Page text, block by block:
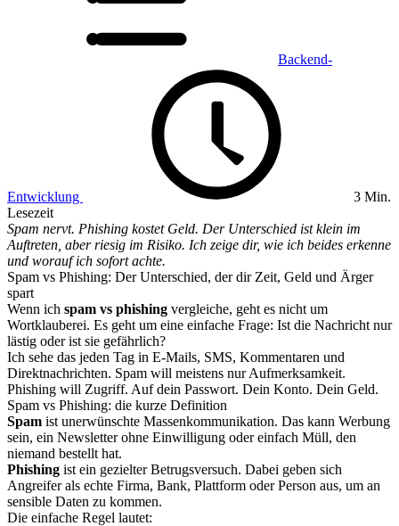
Backend-
Entwicklung
3 Min.
Lesezeit
Spam nervt. Phishing kostet Geld. Der Unterschied ist klein im
Auftreten, aber riesig im Risiko. Ich zeige dir, wie ich beides erkenne
und worauf ich sofort achte.
Spam vs Phishing: Der Unterschied, der dir Zeit, Geld und Ärger
spart
Wenn ich spam vs phishing vergleiche, geht es nicht um
Wortklauberei. Es geht um eine einfache Frage: Ist die Nachricht nur
lästig oder ist sie gefährlich?
Ich sehe das jeden Tag in E-Mails, SMS, Kommentaren und
Direktnachrichten. Spam will meistens nur Aufmerksamkeit.
Phishing will Zugriff. Auf dein Passwort. Dein Konto. Dein Geld.
Spam vs Phishing: die kurze Definition
Spam ist unerwünschte Massenkommunikation. Das kann Werbung
sein, ein Newsletter ohne Einwilligung oder einfach Müll, den
niemand bestellt hat.
Phishing ist ein gezielter Betrugsversuch. Dabei geben sich
Angreifer als echte Firma, Bank, Plattform oder Person aus, um an
sensible Daten zu kommen.
Die einfache Regel lautet: